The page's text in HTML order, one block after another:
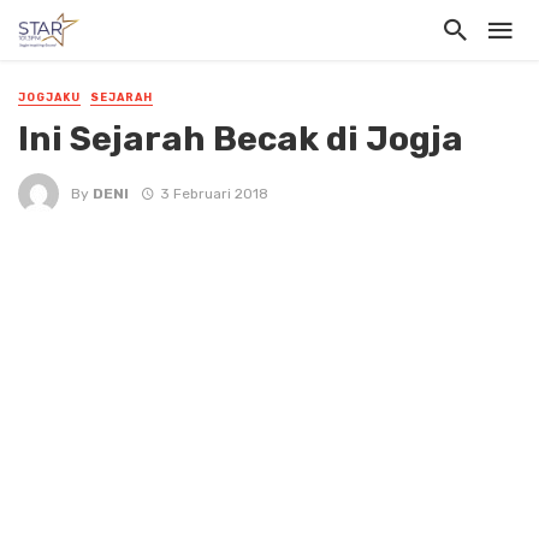
JOGJAKU SEJARAH
Ini Sejarah Becak di Jogja
By DENI 3 Februari 2018